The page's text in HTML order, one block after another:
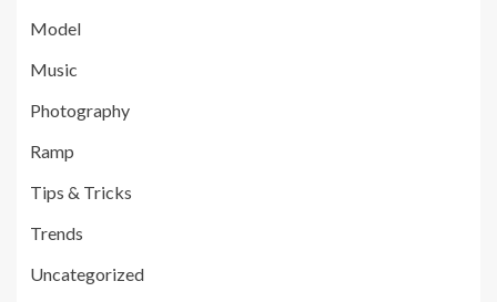
Model
Music
Photography
Ramp
Tips & Tricks
Trends
Uncategorized